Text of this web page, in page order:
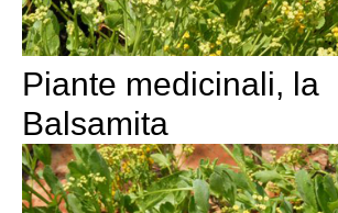
Piante medicinali, la
Balsamita